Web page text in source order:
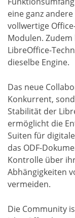
eine ganz
vollwertige
Modulen.
LibreOffice-
dieselbe Engine.
Das neue
Konkurrent,
Stabilität der
ermöglicht die
Suiten für
das ODF-
Kontrolle über
Abhängigkeiten
vermeiden.
Die Community